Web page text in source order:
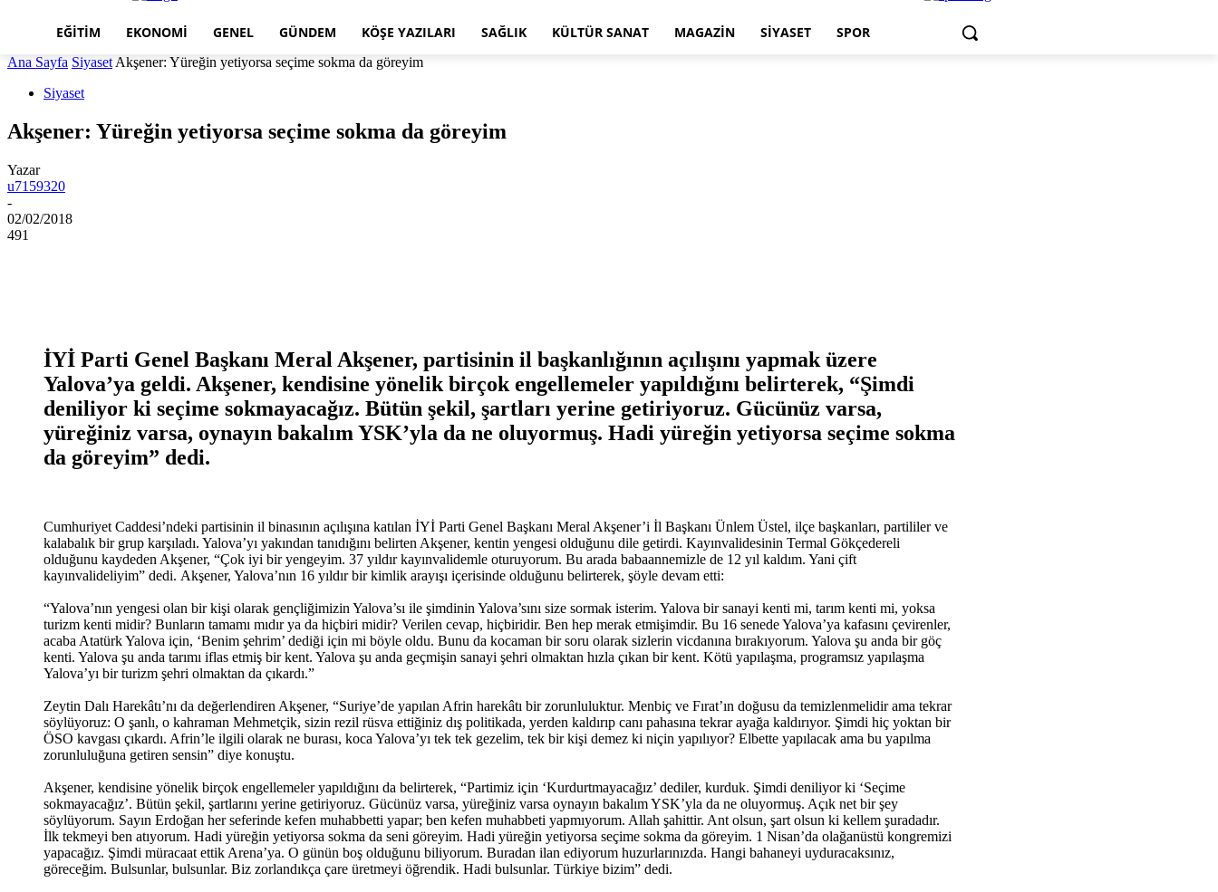
EĞITIM EKONOMI GENEL GÜNDEM KÖŞE YAZILARI SAĞLIK KÜLTÜR SANAT MAGAZIN SIYASET SPOR
Ana Sayfa Siyaset Akşener: Yüreğin yetiyorsa seçime sokma da göreyim
Siyaset
Akşener: Yüreğin yetiyorsa seçime sokma da göreyim
Yazar
u7159320
-
02/02/2018
491
İYİ Parti Genel Başkanı Meral Akşener, partisinin il başkanlığının açılışını yapmak üzere
Yalova’ya geldi. Akşener, kendisine yönelik birçok engellemeler yapıldığını belirterek, “Şimdi
deniliyor ki seçime sokmayacağız. Bütün şekil, şartları yerine getiriyoruz. Gücünüz varsa,
yüreğiniz varsa, oynayın bakalım YSK’yla da ne oluyormuş. Hadi yüreğin yetiyorsa seçime sokma
da göreyim” dedi.
Cumhuriyet Caddesi’ndeki partisinin il binasının açılışına katılan İYİ Parti Genel Başkanı Meral Akşener’i İl Başkanı Ünlem Üstel, ilçe başkanları, partililer ve
kalabalık bir grup karşıladı. Yalova’yı yakından tanıdığını belirten Akşener, kentin yengesi olduğunu dile getirdi. Kayınvalidesinin Termal Gökçedereli
olduğunu kaydeden Akşener, “Çok iyi bir yengeyim. 37 yıldır kayınvalidemle oturuyorum. Bu arada babaannemizle de 12 yıl kaldım. Yani çift
kayınvalideliyim” dedi. Akşener, Yalova’nın 16 yıldır bir kimlik arayışı içerisinde olduğunu belirterek, şöyle devam etti:
“Yalova’nın yengesi olan bir kişi olarak gençliğimizin Yalova’sı ile şimdinin Yalova’sını size sormak isterim. Yalova bir sanayi kenti mi, tarım kenti mi, yoksa
turizm kenti midir? Bunların tamamı mıdır ya da hiçbiri midir? Verilen cevap, hiçbiridir. Ben hep merak etmişimdir. Bu 16 senede Yalova’ya kafasını çevirenler,
acaba Atatürk Yalova için, ‘Benim şehrim’ dediği için mi böyle oldu. Bunu da kocaman bir soru olarak sizlerin vicdanına bırakıyorum. Yalova şu anda bir göç
kenti. Yalova şu anda tarımı iflas etmiş bir kent. Yalova şu anda geçmişin sanayi şehri olmaktan hızla çıkan bir kent. Kötü yapılaşma, programsız yapılaşma
Yalova’yı bir turizm şehri olmaktan da çıkardı.”
Zeytin Dalı Harekâtı’nı da değerlendiren Akşener, “Suriye’de yapılan Afrin harekâtı bir zorunluluktur. Menbiç ve Fırat’ın doğusu da temizlenmelidir ama tekrar
söylüyoruz: O şanlı, o kahraman Mehmetçik, sizin rezil rüsva ettiğiniz dış politikada, yerden kaldırıp canı pahasına tekrar ayağa kaldırıyor. Şimdi hiç yoktan bir
ÖSO kavgası çıkardı. Afrin’le ilgili olarak ne burası, koca Yalova’yı tek tek gezelim, tek bir kişi demez ki niçin yapılıyor? Elbette yapılacak ama bu yapılma
zorunluluğuna getiren sensin” diye konuştu.
Akşener, kendisine yönelik birçok engellemeler yapıldığını da belirterek, “Partimiz için ‘Kurdurtmayacağız’ dediler, kurduk. Şimdi deniliyor ki ‘Seçime
sokmayacağız’. Bütün şekil, şartlarını yerine getiriyoruz. Gücünüz varsa, yüreğiniz varsa oynayın bakalım YSK’yla da ne oluyormuş. Açık net bir şey
söylüyorum. Sayın Erdoğan her seferinde kefen muhabbetti yapar; ben kefen muhabbeti yapmıyorum. Allah şahittir. Ant olsun, şart olsun ki kellem şuradadır.
İlk tekmeyi ben atıyorum. Hadi yüreğin yetiyorsa sokma da seni göreyim. Hadi yüreğin yetiyorsa seçime sokma da göreyim. 1 Nisan’da olağanüstü kongremizi
yapacağız. Şimdi müracaat ettik Arena’ya. O günün boş olduğunu biliyorum. Buradan ilan ediyorum huzurlarınızda. Hangi bahaneyi uyduracaksınız,
göreceğim. Bulsunlar, bulsunlar. Biz zorlandıkça çare üretmeyi öğrendik. Hadi bulsunlar. Türkiye bizim” dedi.